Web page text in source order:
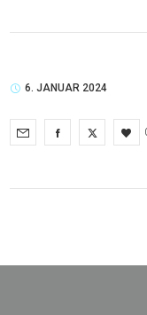
6. JANUAR 2024